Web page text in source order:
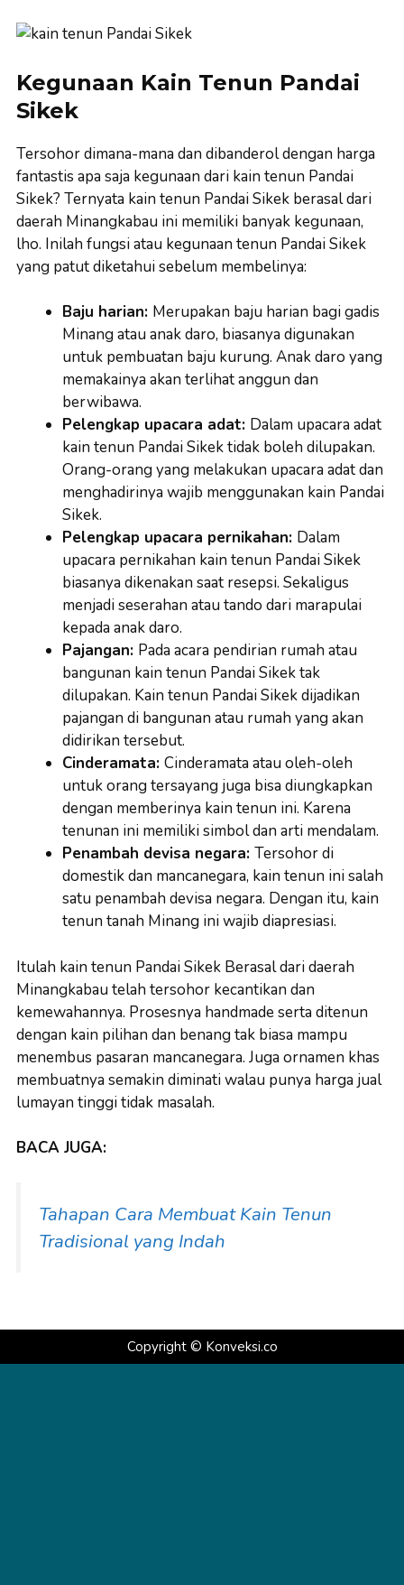
Kegunaan Kain Tenun Pandai
Sikek
Tersohor dimana-mana dan dibanderol dengan harga
fantastis apa saja kegunaan dari kain tenun Pandai
Sikek? Ternyata kain tenun Pandai Sikek berasal dari
daerah Minangkabau ini memiliki banyak kegunaan,
lho. Inilah fungsi atau kegunaan tenun Pandai Sikek
yang patut diketahui sebelum membelinya:
Baju harian: Merupakan baju harian bagi gadis
Minang atau anak daro, biasanya digunakan
untuk pembuatan baju kurung. Anak daro yang
memakainya akan terlihat anggun dan
berwibawa.
Pelengkap upacara adat: Dalam upacara adat
kain tenun Pandai Sikek tidak boleh dilupakan.
Orang-orang yang melakukan upacara adat dan
menghadirinya wajib menggunakan kain Pandai
Sikek.
Pelengkap upacara pernikahan: Dalam
upacara pernikahan kain tenun Pandai Sikek
biasanya dikenakan saat resepsi. Sekaligus
menjadi seserahan atau tando dari marapulai
kepada anak daro.
Pajangan: Pada acara pendirian rumah atau
bangunan kain tenun Pandai Sikek tak
dilupakan. Kain tenun Pandai Sikek dijadikan
pajangan di bangunan atau rumah yang akan
didirikan tersebut.
Cinderamata: Cinderamata atau oleh-oleh
untuk orang tersayang juga bisa diungkapkan
dengan memberinya kain tenun ini. Karena
tenunan ini memiliki simbol dan arti mendalam.
Penambah devisa negara: Tersohor di
domestik dan mancanegara, kain tenun ini salah
satu penambah devisa negara. Dengan itu, kain
tenun tanah Minang ini wajib diapresiasi.
Itulah kain tenun Pandai Sikek Berasal dari daerah
Minangkabau telah tersohor kecantikan dan
kemewahannya. Prosesnya handmade serta ditenun
dengan kain pilihan dan benang tak biasa mampu
menembus pasaran mancanegara. Juga ornamen khas
membuatnya semakin diminati walau punya harga jual
lumayan tinggi tidak masalah.
BACA JUGA:
Tahapan Cara Membuat Kain Tenun
Tradisional yang Indah
Copyright © Konveksi.co